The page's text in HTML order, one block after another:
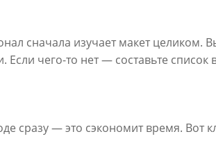
сначала изучает макет целиком.
чего-то нет — составьте список
сразу — это сэкономит время. Вот